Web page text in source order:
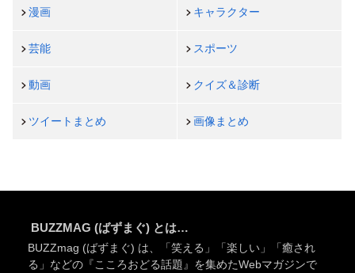
漫画 キャラクター
芸能 スポーツ
動画 クイズ＆診断
ツイートまとめ 画像まとめ
BUZZMAG (ばずまぐ) とは…
BUZZmag (ばずまぐ) は、「笑える」「楽しい」「癒され
る」などの『こころおどる話題』を集めたWebマガジンで